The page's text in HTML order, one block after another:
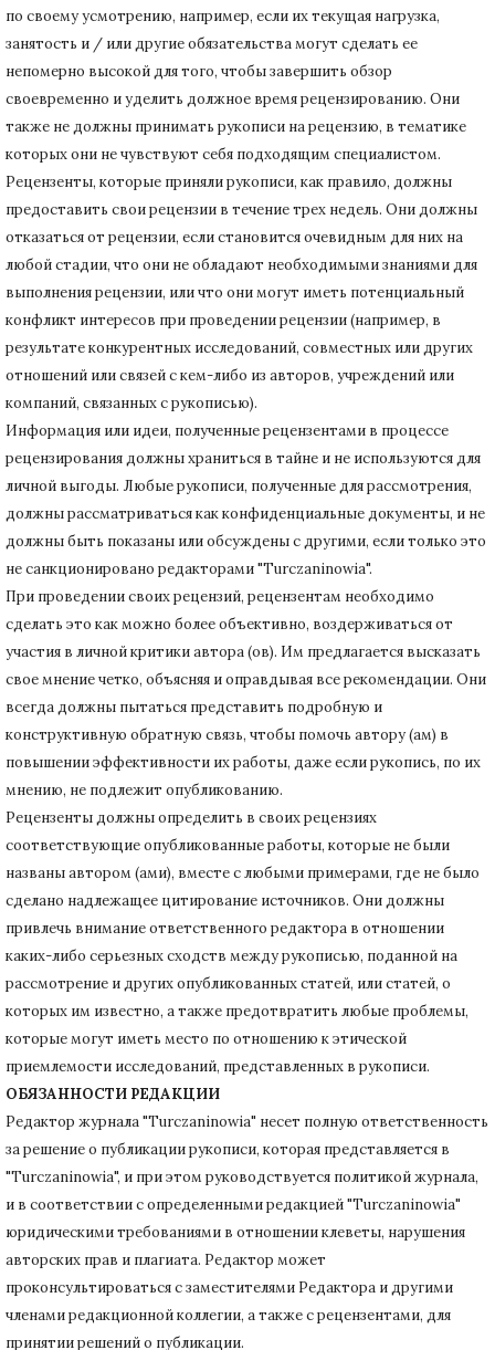
по своему усмотрению, например, если их текущая нагрузка,
занятость и / или другие обязательства могут сделать ее
непомерно высокой для того, чтобы завершить обзор
своевременно и уделить должное время рецензированию. Они
также не должны принимать рукописи на рецензию, в тематике
которых они не чувствуют себя подходящим специалистом.
Рецензенты, которые приняли рукописи, как правило, должны
предоставить свои рецензии в течение трех недель. Они должны
отказаться от рецензии, если становится очевидным для них на
любой стадии, что они не обладают необходимыми знаниями для
выполнения рецензии, или что они могут иметь потенциальный
конфликт интересов при проведении рецензии (например, в
результате конкурентных исследований, совместных или других
отношений или связей с кем-либо из авторов, учреждений или
компаний, связанных с рукописью).
Информация или идеи, полученные рецензентами в процессе
рецензирования должны храниться в тайне и не используются для
личной выгоды. Любые рукописи, полученные для рассмотрения,
должны рассматриваться как конфиденциальные документы, и не
должны быть показаны или обсуждены с другими, если только это
не санкционировано редакторами "Turczaninowia".
При проведении своих рецензий, рецензентам необходимо
сделать это как можно более объективно, воздерживаться от
участия в личной критики автора (ов). Им предлагается высказать
свое мнение четко, объясняя и оправдывая все рекомендации. Они
всегда должны пытаться представить подробную и
конструктивную обратную связь, чтобы помочь автору (ам) в
повышении эффективности их работы, даже если рукопись, по их
мнению, не подлежит опубликованию.
Рецензенты должны определить в своих рецензиях
соответствующие опубликованные работы, которые не были
названы автором (ами), вместе с любыми примерами, где не было
сделано надлежащее цитирование источников. Они должны
привлечь внимание ответственного редактора в отношении
каких-либо серьезных сходств между рукописью, поданной на
рассмотрение и других опубликованных статей, или статей, о
которых им известно, а также предотвратить любые проблемы,
которые могут иметь место по отношению к этической
приемлемости исследований, представленных в рукописи.
ОБЯЗАННОСТИ РЕДАКЦИИ
Редактор журнала "Turczaninowia" несет полную ответственность
за решение о публикации рукописи, которая представляется в
"Turczaninowia", и при этом руководствуется политикой журнала,
и в соответствии с определенными редакцией "Turczaninowia"
юридическими требованиями в отношении клеветы, нарушения
авторских прав и плагиата. Редактор может
проконсультироваться с заместителями Редактора и другими
членами редакционной коллегии, а также с рецензентами, для
принятии решений о публикации.